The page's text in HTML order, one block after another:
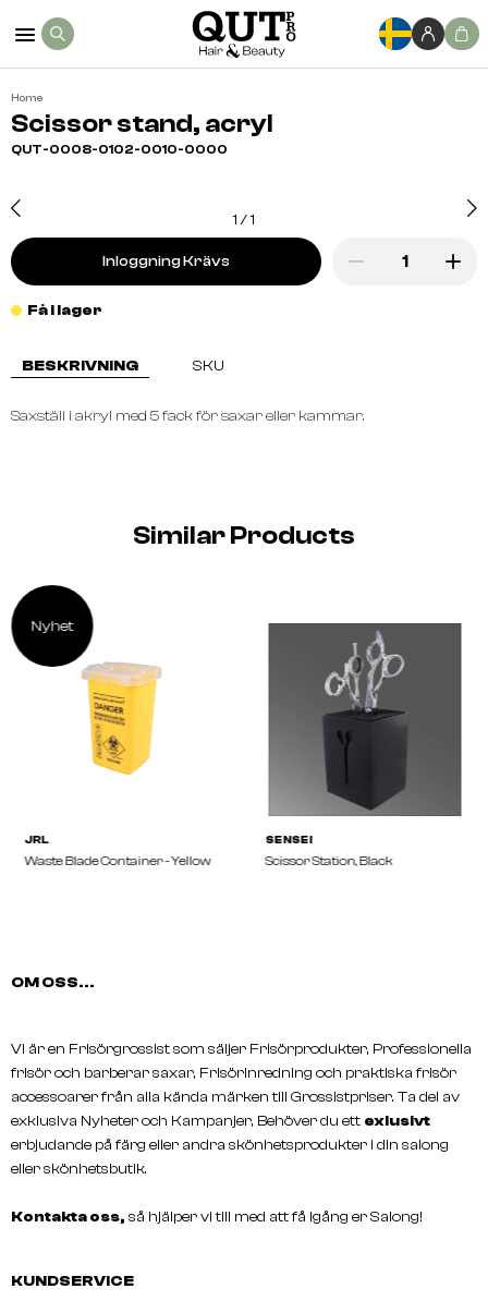
Home
Scissor stand, acryl
QUT-0008-0102-0010-0000
1 /1
Inloggning Krävs
Få i lager
BESKRIVNING SKU
Saxställ i akryl med 5 fack för saxar eller kammar.
Similar Products
Nyhet
JRL
OM OSS...
Vi är en Frisörgrossist som säljer Frisörprodukter, Professionella
frisör och barberar saxar, Frisörinredning och praktiska frisör
accessoarer från alla kända märken till Grossistpriser. Ta del av
exklusiva Nyheter och Kampanjer, Behöver du ett exlusivt
erbjudande på färg eller andra skönhetsprodukter i din salong
eller skönhetsbutik.
Kontakta oss, så hjälper vi till med att få igång er Salong!
KUNDSERVICE